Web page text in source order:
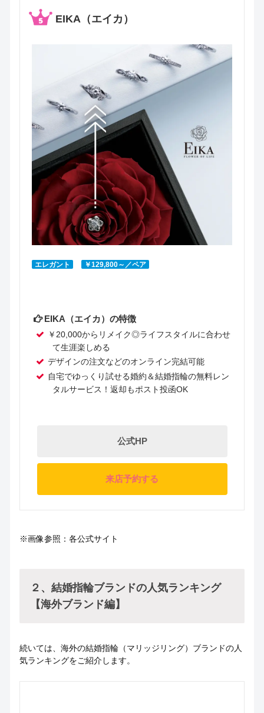
EIKA（エイカ）
エレガント ￥129,800～／ペア
EIKA（エイカ）の特徴
￥20,000からリメイク◎ライフスタイルに合わせ
て生涯楽しめる
デザインの注文などのオンライン完結可能
自宅でゆっくり試せる婚約＆結婚指輪の無料レン
タルサービス！返却もポスト投函OK
公式HP
来店予約する
※画像参照：各公式サイト
２、結婚指輪ブランドの人気ランキング
【海外ブランド編】
続いては、海外の結婚指輪（マリッジリング）ブランドの人
気ランキングをご紹介します。